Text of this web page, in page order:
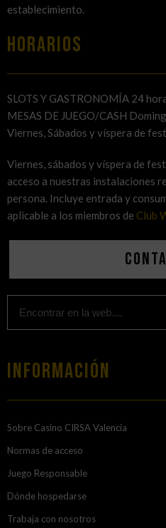
establecimiento.
HORARIOS
SLOTS Y GASTRONOMÍA 24
MESAS DE JUEGO/CASH
Viernes, Sábados y víspera de
Viernes, sábados y víspera de
acceso a nuestras instalaciones
persona. Incluye entrada y
aplicable a los miembros de Club
Información
Sobre Casino CIRSA Valencia
Normas de acceso
Juego Responsable
Dónde hospedarse
Trabaja con nosotros